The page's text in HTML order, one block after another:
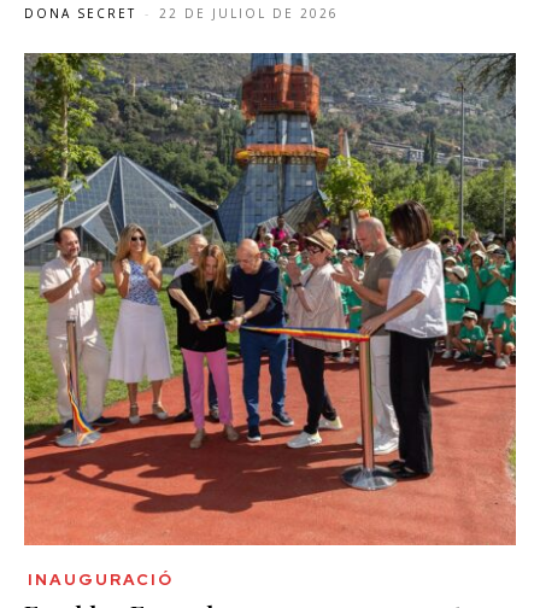
DONA SECRET - 22 DE JULIOL DE 2026
INAUGURACIÓ